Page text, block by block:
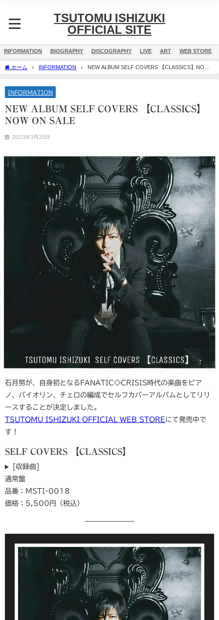
TSUTOMU ISHIZUKI
OFFICIAL SITE
INFORMATION BIOGRAPHY DISCOGRAPHY LIVE ART WEB STORE
ホーム INFORMATION
NEW ALBUM SELF COVERS 【CLASSICS】NOW
ON SALE
INFORMATION
NEW ALBUM SELF COVERS 【CLASSICS】
NOW ON SALE
2023年3月25日
石月努が、自身初となるFANATIC◇CRISIS時代の楽曲をピア
ノ、バイオリン、チェロの編成でセルフカバーアルバムとしてリリ
ースすることが決定しました。
TSUTOMU ISHIZUKI OFFICIAL WEB STOREにて発売中で
す！
SELF COVERS 【CLASSICS】
[収録曲]
通常盤
品番：MSTI-0018
価格：5,500円（税込）